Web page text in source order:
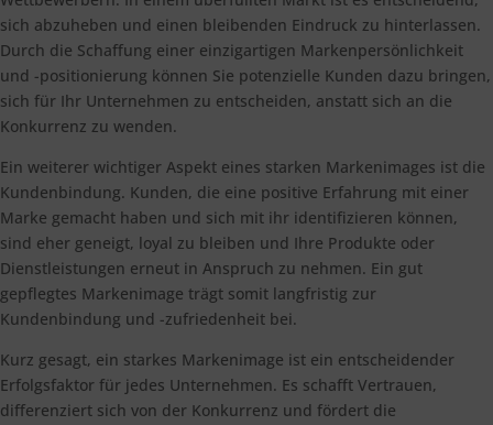
sich abzuheben und einen bleibenden Eindruck zu hinterlassen.
Durch die Schaffung einer einzigartigen Markenpersönlichkeit
und -positionierung können Sie potenzielle Kunden dazu bringen,
sich für Ihr Unternehmen zu entscheiden, anstatt sich an die
Konkurrenz zu wenden.
Ein weiterer wichtiger Aspekt eines starken Markenimages ist die
Kundenbindung. Kunden, die eine positive Erfahrung mit einer
Marke gemacht haben und sich mit ihr identifizieren können,
sind eher geneigt, loyal zu bleiben und Ihre Produkte oder
Dienstleistungen erneut in Anspruch zu nehmen. Ein gut
gepflegtes Markenimage trägt somit langfristig zur
Kundenbindung und -zufriedenheit bei.
Kurz gesagt, ein starkes Markenimage ist ein entscheidender
Erfolgsfaktor für jedes Unternehmen. Es schafft Vertrauen,
differenziert sich von der Konkurrenz und fördert die